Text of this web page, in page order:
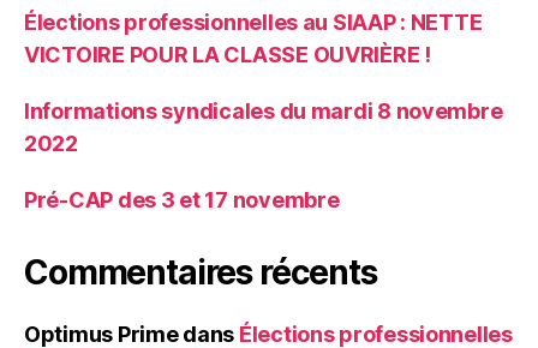
Élections professionnelles au SIAAP : NETTE
VICTOIRE POUR LA CLASSE OUVRIÈRE !
Informations syndicales du mardi 8 novembre
2022
Pré-CAP des 3 et 17 novembre
Commentaires récents
Optimus Primedans Élections professionnelles